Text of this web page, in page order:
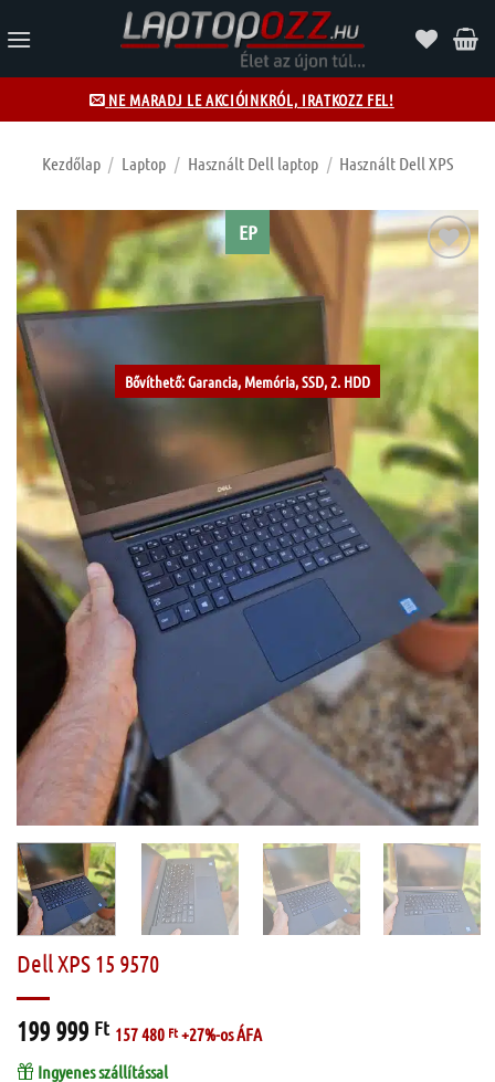
to
NE MARADJ LE AKCIÓINKRÓL, IRATKOZZ FEL!
Kezdőlap / Laptop / Használt Dell laptop / Használt Dell XPS
EP
Bővíthető: Garancia, Memória, SSD, 2. HDD
Kívánságlistához
Dell XPS 15 9570
199 999 Ft 157 480 Ft+27%-os ÁFA
Ingyenes szállítással